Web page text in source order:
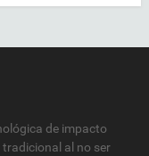
de impacto
tradicional al no ser